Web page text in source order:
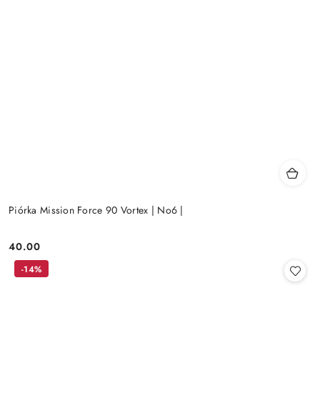
Piórka Mission Force 90 Vortex | No6 |
Cena:
40.00
-14%